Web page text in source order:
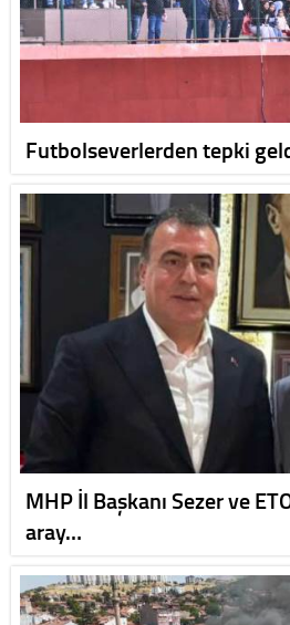
Futbolseverlerden tepki
MHP İl Başkanı Sezer ve
aray…